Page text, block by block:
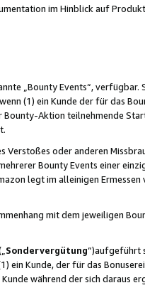
im Hinblick auf
„Bounty Events“, verfügbar.
(1) ein Kunde der für das
Bounty-Aktion teilnehmende
oder anderen
Bounty Events einer
legt im alleinigen
mit dem jeweiligen
Sondervergütung“)aufgeführt
ein Kunde, der für das
während der sich daraus